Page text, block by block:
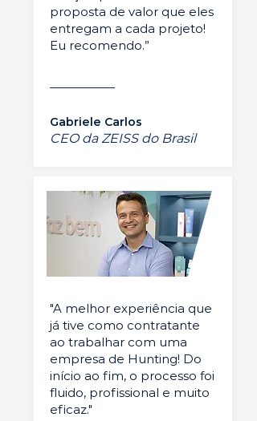
proposta de valor que eles
entregam a cada projeto!
Eu recomendo.”
Gabriele Carlos
CEO da ZEISS do Brasil
"A melhor experiência que
já tive como contratante
ao trabalhar com uma
empresa de Hunting! Do
início ao fim, o processo foi
fluido, profissional e muito
eficaz."